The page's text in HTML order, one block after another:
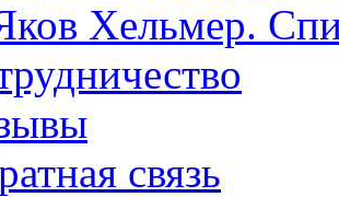
Хельмер.
связь